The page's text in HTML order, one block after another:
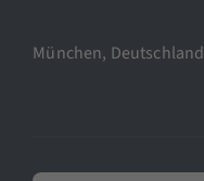
München, Deutschland